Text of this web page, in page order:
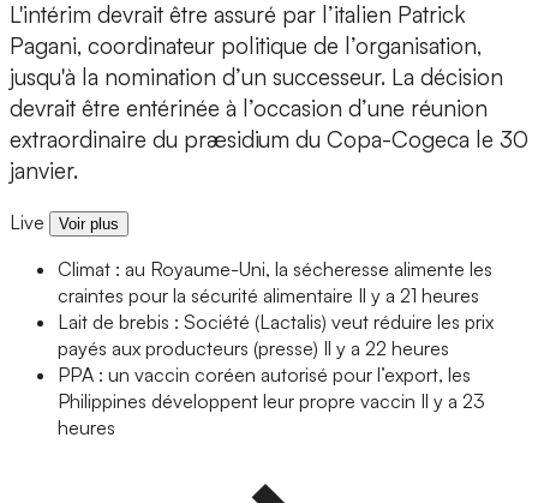
L'intérim devrait être assuré par l’italien Patrick
Pagani, coordinateur politique de l’organisation,
jusqu'à la nomination d’un successeur. La décision
devrait être entérinée à l’occasion d’une réunion
extraordinaire du præsidium du Copa-Cogeca le 30
janvier.
Live Voir plus
Climat : au Royaume-Uni, la sécheresse alimente les
craintes pour la sécurité alimentaire Il y a 21 heures
Lait de brebis : Société (Lactalis) veut réduire les prix
payés aux producteurs (presse) Il y a 22 heures
PPA : un vaccin coréen autorisé pour l’export, les
Philippines développent leur propre vaccin Il y a 23
heures